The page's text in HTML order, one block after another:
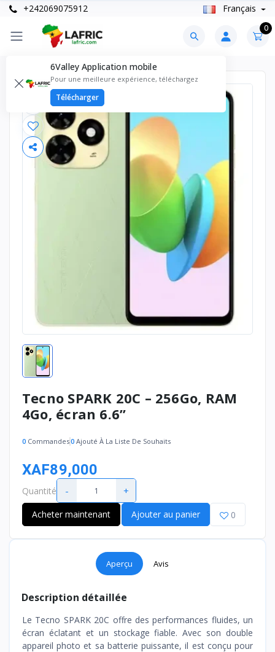
+242069075912 Français
0
6Valley Application mobile
Pour une meilleure expérience, téléchargez
Télécharger
Tecno SPARK 20C – 256Go, RAM
4Go, écran 6.6’’
0 Commandes0 Ajouté À La Liste De Souhaits
XAF89,000
Quantité - +
Acheter maintenant Ajouter au panier 0
Aperçu Avis
Description détaillée
Le Tecno SPARK 20C offre des performances fluides, un
écran éclatant et un stockage fiable. Avec son double
appareil photo et sa batterie puissante, il est conçu pour